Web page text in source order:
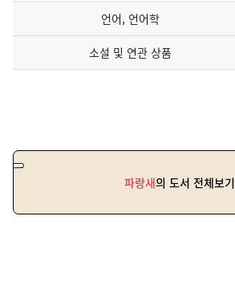
언어, 언어학
소설 및 연관 상품
파랑새의 도서 전체보기